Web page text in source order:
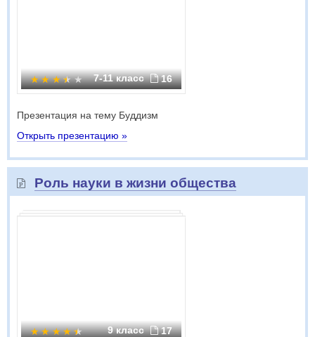
7-11 класс 16
Презентация на тему Буддизм
Открыть презентацию »
Роль науки в жизни общества
9 класс 17